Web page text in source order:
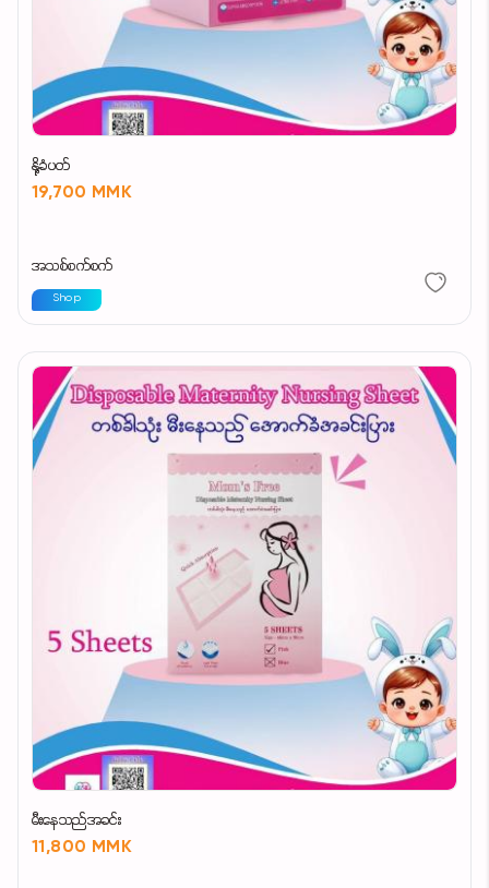
နို့ခံပတ်
19,700 MMK
အသစ်စက်စက်
Shop
မီးနေသည်အခင်း
11,800 MMK